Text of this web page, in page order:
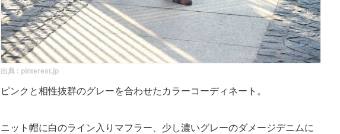
出典 : pinterest.jp
ピンクと相性抜群のグレーを合わせたカラーコーディネート。
ニット帽に白のライン入りマフラー、少し濃いグレーのダメージデニムに